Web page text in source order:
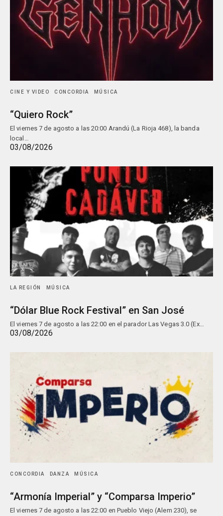
CINE Y VIDEO CONCORDIA MÚSICA
“Quiero Rock”
El viernes 7 de agosto a las 20:00 Arandú (La Rioja 468), la banda
local…
03/08/2026
LA REGIÓN MÚSICA
“Dólar Blue Rock Festival” en San José
El viernes 7 de agosto a las 22:00 en el parador Las Vegas 3.0 (Ex…
03/08/2026
CONCORDIA DANZA MÚSICA
“Armonía Imperial” y “Comparsa Imperio”
El viernes 7 de agosto a las 22:00 en Pueblo Viejo (Alem 230), se